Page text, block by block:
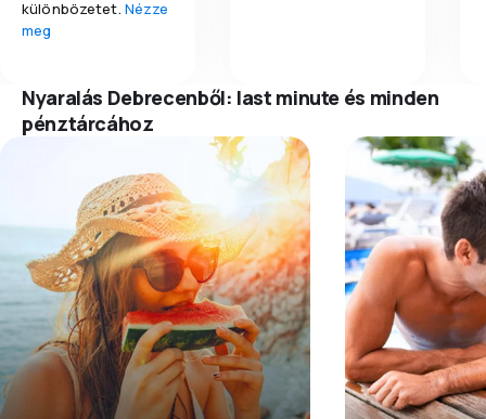
különbözetet. Nézze
meg
Nyaralás Debrecenből: last minute és minden
pénztárcához